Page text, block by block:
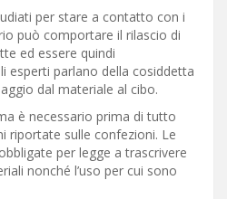
per stare a contatto con i
può comportare il rilascio di
ed essere quindi
esperti parlano della cosiddetta
dal materiale al cibo.
è necessario prima di tutto
riportate sulle confezioni. Le
per legge a trascrivere
nonché l’uso per cui sono